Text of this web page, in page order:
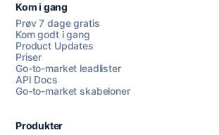
Kom i gang
Prøv 7 dage gratis
Kom godt i gang
Product Updates
Priser
Go-to-market leadlister
API Docs
Go-to-market skabeloner
Produkter